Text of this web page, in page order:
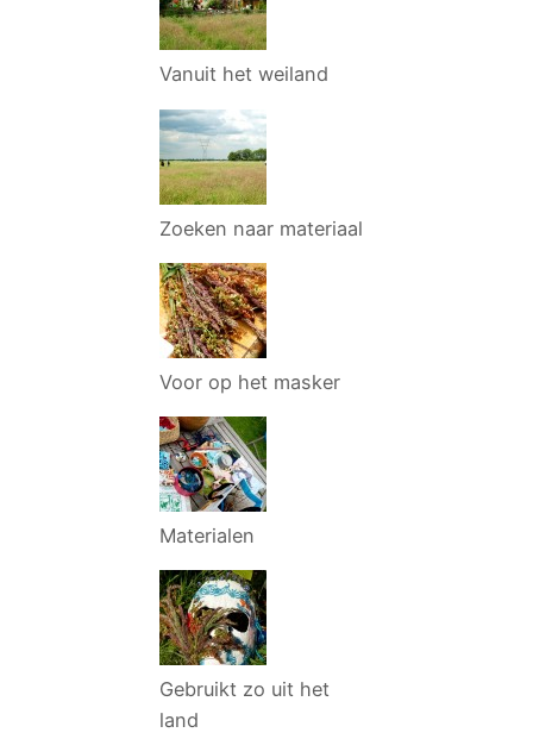
Vanuit het weiland
Zoeken naar materiaal
Voor op het masker
Materialen
Gebruikt zo uit het
land